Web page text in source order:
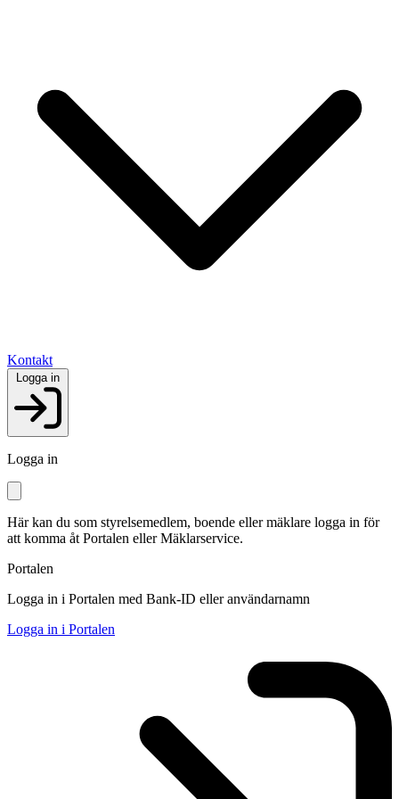
Kontakt
Logga in
Logga in
Här kan du som styrelsemedlem, boende eller mäklare logga in för
att komma åt Portalen eller Mäklarservice.
Portalen
Logga in i Portalen med Bank-ID eller användarnamn
Logga in i Portalen